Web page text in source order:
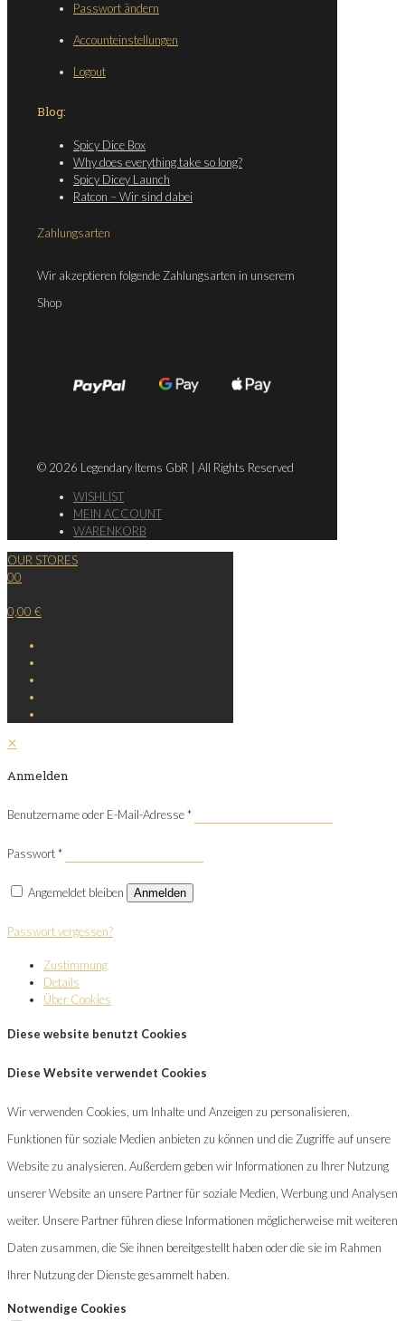
Passwort ändern
Accounteinstellungen
Logout
Blog:
Spicy Dice Box
Why does everything take so long?
Spicy Dicey Launch
Ratcon – Wir sind dabei
Zahlungsarten
Wir akzeptieren folgende Zahlungsarten in unserem
Shop
© 2026 Legendary Items GbR | All Rights Reserved
WISHLIST
MEIN ACCOUNT
WARENKORB
OUR STORES
00
0,00 €
✕
Anmelden
Benutzername oder E-Mail-Adresse*
Passwort*
Angemeldet bleiben Anmelden
Passwort vergessen?
Zustimmung
Details
Über Cookies
Diese website benutzt Cookies
Diese Website verwendet Cookies
Wir verwenden Cookies, um Inhalte und Anzeigen zu personalisieren,
Funktionen für soziale Medien anbieten zu können und die Zugriffe auf unsere
Website zu analysieren. Außerdem geben wir Informationen zu Ihrer Nutzung
unserer Website an unsere Partner für soziale Medien, Werbung und Analysen
weiter. Unsere Partner führen diese Informationen möglicherweise mit weiteren
Daten zusammen, die Sie ihnen bereitgestellt haben oder die sie im Rahmen
Ihrer Nutzung der Dienste gesammelt haben.
Notwendige Cookies